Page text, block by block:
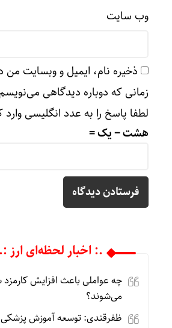
وب‌ سایت
ذخیره نام، ایمیل و وبسایت من
زمانی که دوباره دیدگاهی
لطفا پاسخ را به عدد انگلیسی وارد
هشت − یک =
.: اخبار لحظه‌ای ارز :.
چه عواملی باعث افزایش
می‌شوند؟
ظفرقندی: توسعه آموزش